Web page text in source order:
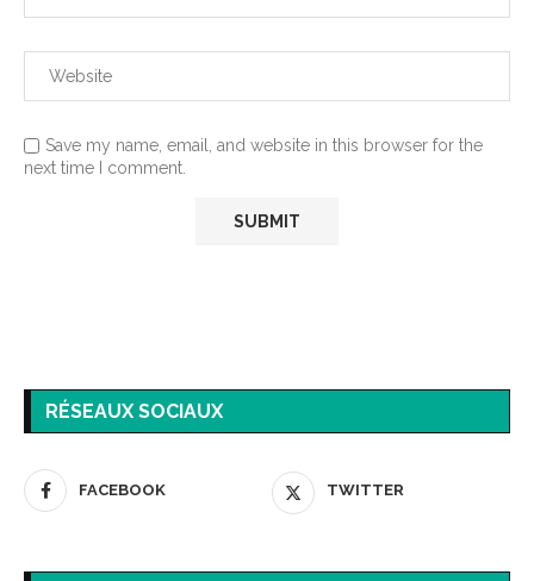
Save my name, email, and website in this browser for the
next time I comment.
RÉSEAUX SOCIAUX
FACEBOOK TWITTER